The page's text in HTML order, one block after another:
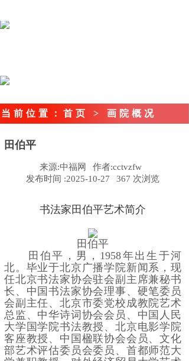
当前位置 ：首页 > 画院概况
田伯平
来源:中福网 作者:cctvzfw
发布时间 :2025-10-27 367 次浏览
书法家田伯平艺术简介
田伯平
田伯平，男，1958年出生于河
北。毕业于北京广播学院新闻系，现
任北京书法家协会驻会副主席兼秘书
长、中国书法家协会理事、硬笔委员
会副主任、北京市委党校成教院艺术
总监、中华诗词协会会员、中国人民
大学国学院书法教授、北京电影学院
客座教授、中国楹联协会会员、文化
部艺术评估委员会委员、首都师范大